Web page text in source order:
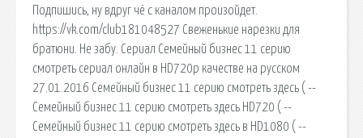
Подпишись, ну вдруг чё с каналом произойдет.
https://vk.com/club181048527 Свеженькие нарезки для
братюни. Не забу. Сериал Семейный бизнес 11 серию
смотреть сериал онлайн в HD720p качестве на русском
27.01.2016 Семейный бизнес 11 серию смотреть здесь ( --
Семейный бизнес 11 серию смотреть здесь HD720 ( --
Семейный бизнес 11 серию смотреть здесь в HD1080 ( --